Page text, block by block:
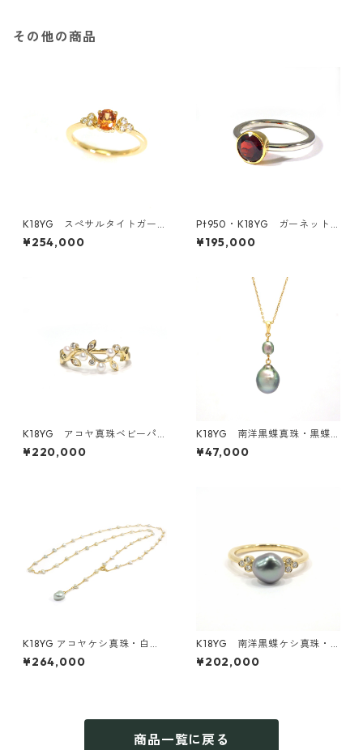
その他の商品
K18YG スぺサルタイトガー
ネット・ダイヤモンドリング
（KR31223）
¥254,000
Pt950・K18YG ガーネット
リング（KR70740）
¥195,000
K18YG アコヤ真珠ベビーパ
ール・ダイヤモンドリング《M
oe》（KR71107）
¥220,000
K18YG 南洋黒蝶真珠・黒蝶
ケシ真珠 2ピース ペンダント
トップ（KR60831）
¥47,000
K18YG アコヤケシ真珠・白蝶
ケシ真珠ステーションネック
レス（KR80513）
¥264,000
K18YG 南洋黒蝶ケシ真珠・
ダイヤモンドリング（KR608
04）
¥202,000
商品一覧に戻る